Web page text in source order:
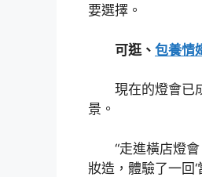
要選擇。
可逛、 包養情
現在的燈會已
景。
“走進橫店燈
妝造，體驗了一回‘